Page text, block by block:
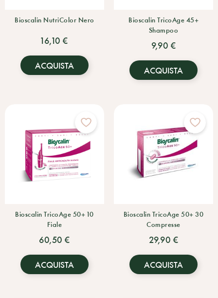
Bioscalin NutriColor Nero
16,10 €
ACQUISTA
Bioscalin TricoAge 45+
Shampoo
9,90 €
ACQUISTA
Bioscalin TricoAge 50+ 10
Fiale
60,50 €
ACQUISTA
Bioscalin TricoAge 50+ 30
Compresse
29,90 €
ACQUISTA